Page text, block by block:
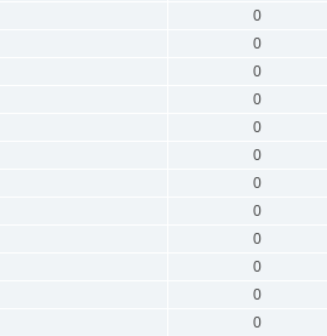
0
0
0
0
0
0
0
0
0
0
0
0